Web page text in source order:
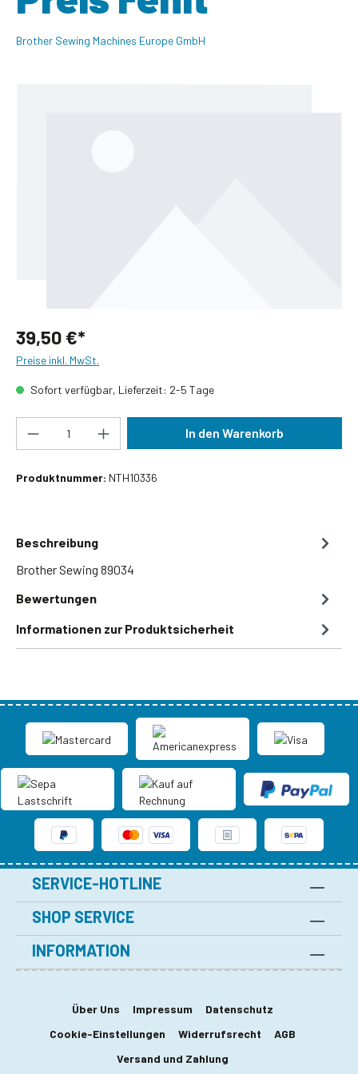
Brother Sewing Machines Europe GmbH
39,50 €*
Preise inkl. MwSt.
Sofort verfügbar, Lieferzeit: 2-5 Tage
Produkt Anzahl: Gib den gewünschten Wert
In den Warenkorb
Produktnummer: NTH10336
Beschreibung
Brother Sewing 89034
Bewertungen
Informationen zur Produktsicherheit
SERVICE-HOTLINE
SHOP SERVICE
INFORMATION
Über Uns Impressum
Datenschutz
Cookie-Einstellungen
Widerrufsrecht
AGB
Versand und Zahlung